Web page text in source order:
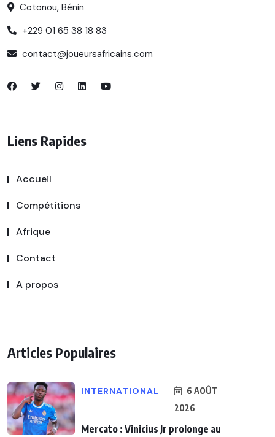
Cotonou, Bénin
+229 01 65 38 18 83
contact@joueursafricains.com
Liens Rapides
Accueil
Compétitions
Afrique
Contact
A propos
Articles Populaires
INTERNATIONAL
6 AOÛT
2026
Mercato : Vinicius Jr prolonge au